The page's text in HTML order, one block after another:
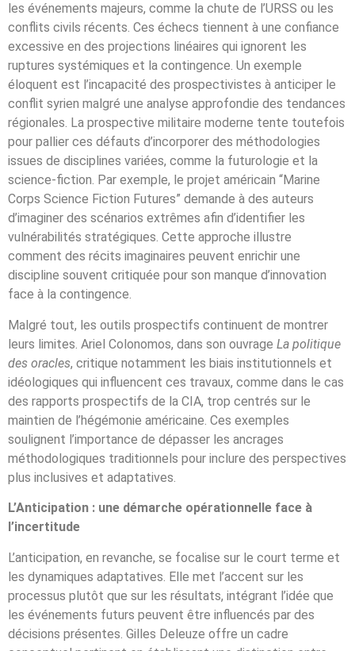
les événements majeurs, comme la chute de l’URSS ou les
conflits civils récents. Ces échecs tiennent à une confiance
excessive en des projections linéaires qui ignorent les
ruptures systémiques et la contingence. Un exemple
éloquent est l’incapacité des prospectivistes à anticiper le
conflit syrien malgré une analyse approfondie des tendances
régionales. La prospective militaire moderne tente toutefois
pour pallier ces défauts d’incorporer des méthodologies
issues de disciplines variées, comme la futurologie et la
science-fiction. Par exemple, le projet américain “Marine
Corps Science Fiction Futures” demande à des auteurs
d’imaginer des scénarios extrêmes afin d’identifier les
vulnérabilités stratégiques. Cette approche illustre
comment des récits imaginaires peuvent enrichir une
discipline souvent critiquée pour son manque d’innovation
face à la contingence.
Malgré tout, les outils prospectifs continuent de montrer
leurs limites. Ariel Colonomos, dans son ouvrage La politique
des oracles, critique notamment les biais institutionnels et
idéologiques qui influencent ces travaux, comme dans le cas
des rapports prospectifs de la CIA, trop centrés sur le
maintien de l’hégémonie américaine. Ces exemples
soulignent l’importance de dépasser les ancrages
méthodologiques traditionnels pour inclure des perspectives
plus inclusives et adaptatives.
L’Anticipation : une démarche opérationnelle face à
l’incertitude
L’anticipation, en revanche, se focalise sur le court terme et
les dynamiques adaptatives. Elle met l’accent sur les
processus plutôt que sur les résultats, intégrant l’idée que
les événements futurs peuvent être influencés par des
décisions présentes. Gilles Deleuze offre un cadre